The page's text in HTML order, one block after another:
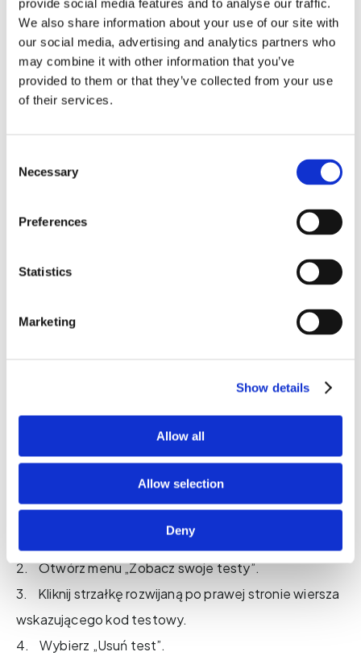
provide social media features and to analyse our traffic.
We also share information about your use of our site with
our social media, advertising and analytics partners who
may combine it with other information that you’ve
provided to them or that they’ve collected from your use
of their services.
Selection
Necessary
Preferences
Statistics
Marketing
Show details
Allow all
Allow selection
Deny
dołączony jest identyfikator testu HbA1c, którego nie
może zobaczyć nikt poza Tobą. Ani laboratorium, ani
Zinzino nie zna tożsamości osoby, która przesyła test.
Swój wynik możesz wyświetlić po wpisaniu
zinzinotest.com. Po wypełnieniu kwestionariusza
uzyskasz dostęp do analizy. Bez uprzedniego
wypełnienia kwestionariusza nie można zobaczyć
kwestionariusz stanowi ważną i obowiązkową część
możesz go łatwo usunąć tutaj. Pomaga to zapewnić,
że proces testowania pozostaje anonimowy i
Aby usunąć kod testu:
1. Zaloguj się przy użyciu kodu testowego, który
2. Otwórz menu „Zobacz swoje testy”.
3. Kliknij strzałkę rozwijaną po prawej stronie wiersza
wskazującego kod testowy.
4. Wybierz „Usuń test”.